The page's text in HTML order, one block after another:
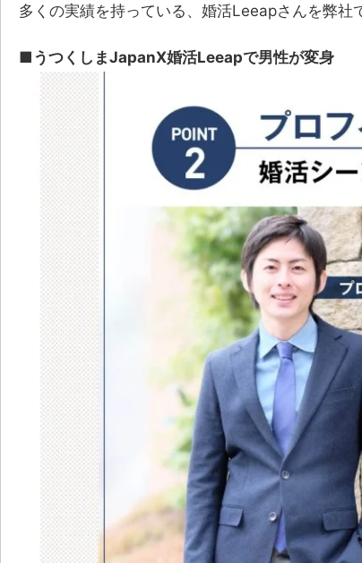
多くの実績を持っている、婚活Leeapさんを弊社
■うつくしまJapanX婚活Leeapで男性が変身